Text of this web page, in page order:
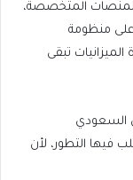
والمنصات المتخصصة،
على منظومة
الميزانيات تبقى
السعودي
فيها التطور، لأن